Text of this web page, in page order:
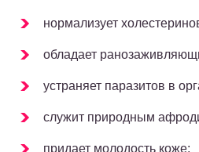
нормализует
обладает
устраняет паразитов в
служит природным
придает молодость коже;